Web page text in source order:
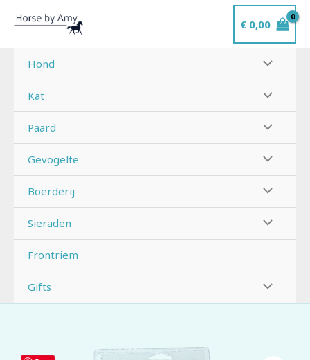
naar
inhoud
€0,00
Hond
Kat
Paard
Gevogelte
Boerderij
Sieraden
Frontriem
Gifts
Cat